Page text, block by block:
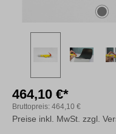
464,10 €*
Bruttopreis: 464,10 €
Preise inkl. MwSt. zzgl.